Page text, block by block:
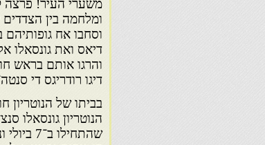
משערי העיר! פרצה
ומלחמה בין הצדדים
וסחבו אח
דיאס ואת גונסאלו
והרגו אותם בראש
דיגו רודריגס די
בביתו של הנוטריון